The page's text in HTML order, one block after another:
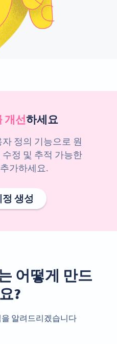
개선하세요
정의 기능으로 원
정 및 추적 가능한
가하세요.
생성
어떻게 만드
?
알려드리겠습니다